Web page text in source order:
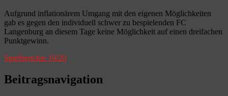
Aufgrund inflationärem Umgang mit den eigenen Möglichkeiten
gab es gegen den individuell schwer zu bespielenden FC
Langenburg an diesem Tage keine Möglichkeit auf einen dreifachen
Punktgewinn.
Spielberichte 19/20
Beitragsnavigation